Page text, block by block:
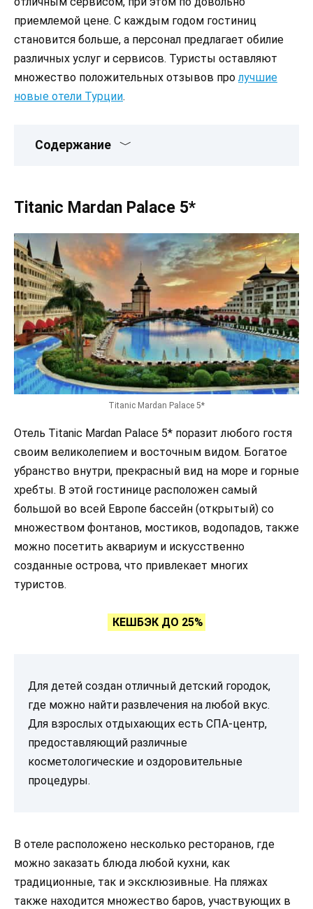
приемлемой цене. С каждым годом гостиниц
становится больше, а персонал предлагает обилие
различных услуг и сервисов. Туристы оставляют
множество положительных отзывов пролучшие
новые отели Турции.
Содержание
Titanic Mardan Palace 5*
Titanic Mardan Palace 5*
Отель Titanic Mardan Palace 5* поразит любого гостя
своим великолепием и восточным видом. Богатое
убранство внутри, прекрасный вид на море и горные
хребты. В этой гостинице расположен самый
большой во всей Европе бассейн (открытый) со
множеством фонтанов, мостиков, водопадов, также
можно посетить аквариум и искусственно
созданные острова, что привлекает многих
туристов.
КЕШБЭК ДО 25%
Для детей создан отличный детский городок,
где можно найти развлечения на любой вкус.
Для взрослых отдыхающих есть СПА-центр,
предоставляющий различные
косметологические и оздоровительные
процедуры.
В отеле расположено несколько ресторанов, где
можно заказать блюда любой кухни, как
традиционные, так и эксклюзивные. На пляжах
также находится множество баров, участвующих в